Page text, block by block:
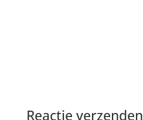
Reactie verzenden